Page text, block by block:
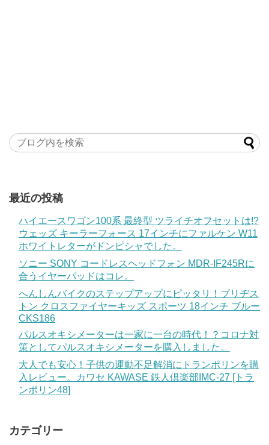
最近の投稿
ハイエースワゴン100系 最終型 ツライチオフセットは!?
ウェッズ キーラーフォース 17インチにファルケン W11
ホワイトレターがドンピシャでした。
ソニー SONY コードレスヘッドフォン MDR-IF245Rに
合うイヤーパッドはコレ。
へんしんバイクのステップアップにピッタリ！ブリヂス
トン クロスファイヤーキッズ スポーツ 18インチ ブルー
CKS186
パルスオキシメーターは一家に一台の時代！？コロナ対
策としてパルスオキシメーターを購入しました。
大人でも安心！子供の運動不足解消にトランポリンを購
入レビュー。カワセ KAWASE 鉄人倶楽部IMC-27 [トラ
ンポリン48]
カテゴリー